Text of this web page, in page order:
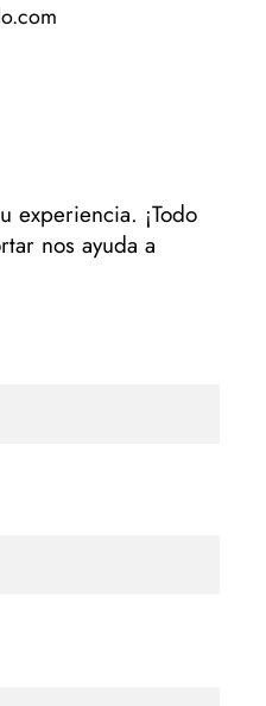
experiencia. ¡Todo
nos ayuda a